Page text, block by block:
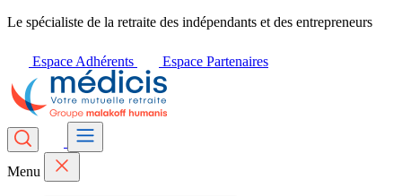
Le spécialiste de la retraite des indépendants et des entrepreneurs
Espace Adhérents Espace Partenaires
Menu